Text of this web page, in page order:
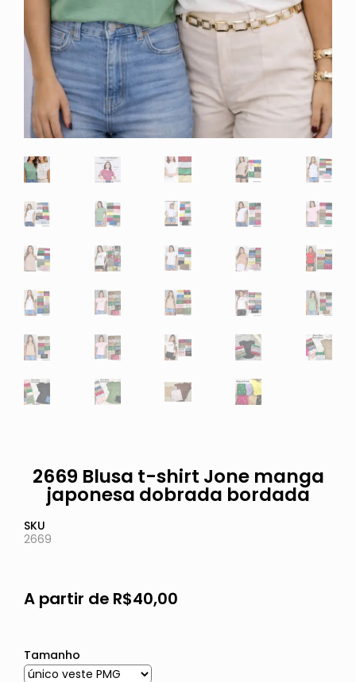
2669 Blusa t-shirt Jone manga
japonesa dobrada bordada
SKU
2669
A partir de R$40,00
Tamanho